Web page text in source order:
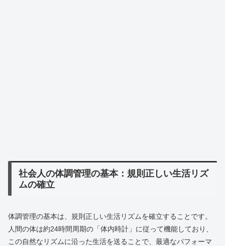
社会人の体調管理の基本：規則正しい生活リズ
ムの確立
体調管理の基本は、規則正しい生活リズムを確立することです。
人間の体は約24時間周期の「体内時計」に従って機能しており、
この自然なリズムに沿った生活を送ることで、最適なパフォーマ